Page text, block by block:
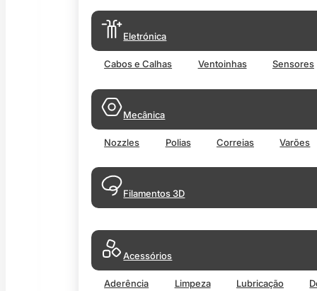
Eletrónica
Cabos e Calhas Ventoinhas Sensores
Mecânica
Nozzles Polias Correias Varões
Filamentos 3D
Acessórios
Aderência Limpeza Lubricação